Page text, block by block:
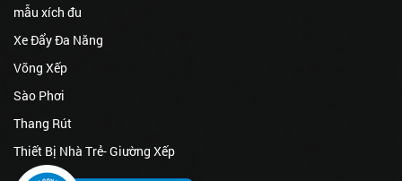
mẫu xích đu
Xe Đẩy Đa Năng
Võng Xếp
Sào Phơi
Thang Rút
Thiết Bị Nhà Trẻ- Giường Xếp